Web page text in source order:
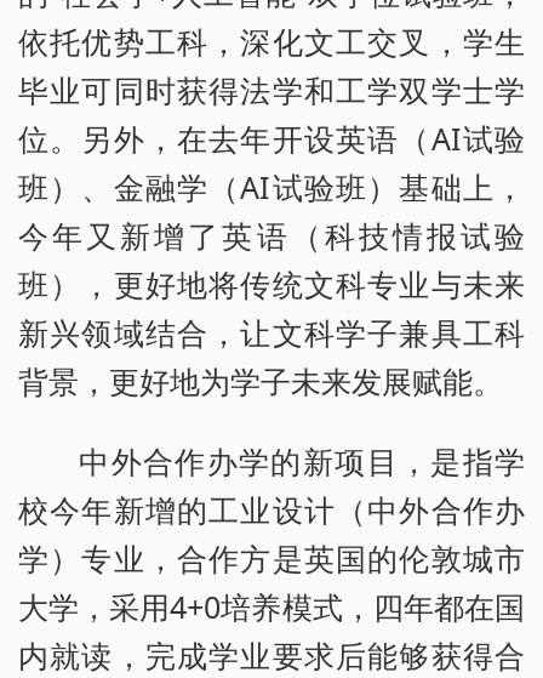
依托优势工科，深化文工交叉，学生
毕业可同时获得法学和工学双学士学
位。另外，在去年开设英语（AI试验
班）、金融学（AI试验班）基础上，
今年又新增了英语（科技情报试验
班），更好地将传统文科专业与未来
新兴领域结合，让文科学子兼具工科
背景，更好地为学子未来发展赋能。
中外合作办学的新项目，是指学
校今年新增的工业设计（中外合作办
学）专业，合作方是英国的伦敦城市
大学，采用4+0培养模式，四年都在国
内就读，完成学业要求后能够获得合